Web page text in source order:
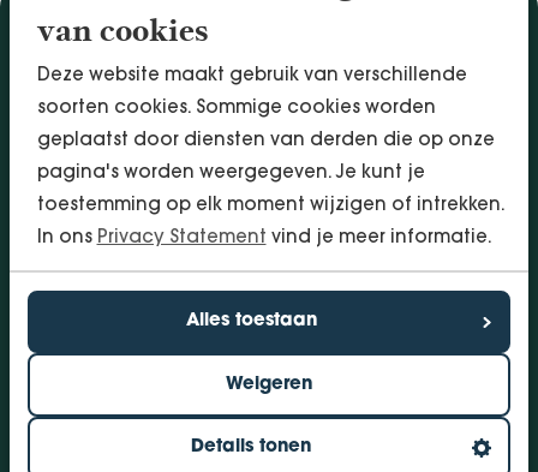
van cookies
Deze website maakt gebruik van verschillende
soorten cookies. Sommige cookies worden
geplaatst door diensten van derden die op onze
pagina's worden weergegeven. Je kunt je
toestemming op elk moment wijzigen of intrekken.
In ons Privacy Statement vind je meer informatie.
Alles toestaan
Weigeren
Details tonen
Diensten
Accountancy & Administratie
Audit & Assurance
Arbo & Verzuim
Bedrijfsadvies
Belastingadvies
Financieringen
Bolsward